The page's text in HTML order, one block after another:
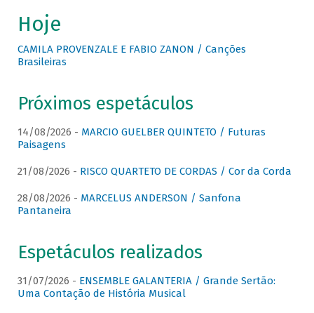
Hoje
CAMILA PROVENZALE E FABIO ZANON / Canções
Brasileiras
Próximos espetáculos
14/08/2026 - MARCIO GUELBER QUINTETO / Futuras
Paisagens
21/08/2026 - RISCO QUARTETO DE CORDAS / Cor da Corda
28/08/2026 - MARCELUS ANDERSON / Sanfona
Pantaneira
Espetáculos realizados
31/07/2026 - ENSEMBLE GALANTERIA / Grande Sertão:
Uma Contação de História Musical